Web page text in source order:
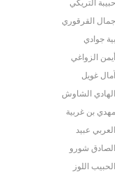
حبيبة التريكي
جمال القرقوري
بية جوادي
أيمن الزواغي
آمال غويل
الهادي الشاوش
مهدي بن غربية
العربي عبيد
الصادق شورو
الحبيب اللوز